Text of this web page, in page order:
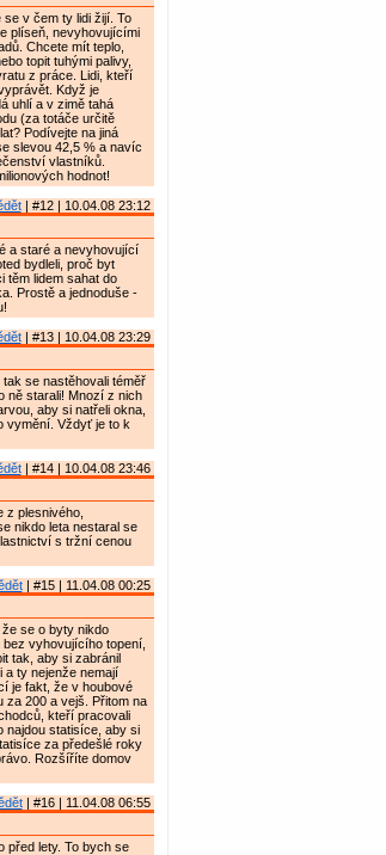
v čem ty lidi žijí. To
plíseň, nevyhovujícími
Chcete mít teplo,
topit tuhými palivy,
z práce. Lidi, kteří
Když je
uhlí a v zimě tahá
(za totáče určitě
Podívejte na jiná
slevou 42,5 % a navíc
vlastníků.
hodnot!
| #12 | 10.04.08 23:12
a staré a nevyhovující
bydleli, proč byt
těm lidem sahat do
Prostě a jednoduše -
| #13 | 10.04.08 23:29
se nastěhovali téměř
ně starali! Mnozí z nich
aby si natřeli okna,
vymění. Vždyť je to k
| #14 | 10.04.08 23:46
z plesnivého,
nikdo leta nestaral se
s tržní cenou
| #15 | 11.04.08 00:25
se o byty nikdo
vyhovujícího topení,
tak, aby si zabránil
a ty nejenže nemají
je fakt, že v houbové
za 200 a vejš. Přitom na
kteří pracovali
najdou statisíce, aby si
za předešlé roky
Rozšíříte domov
| #16 | 11.04.08 06:55
před lety. To bych se